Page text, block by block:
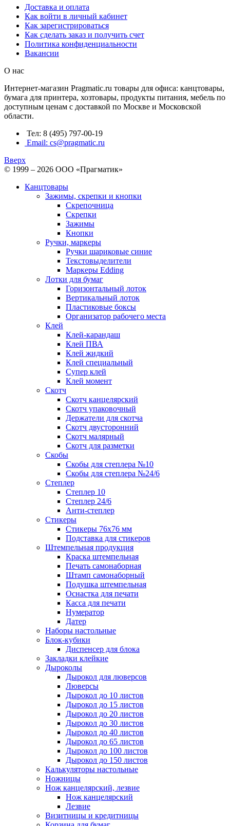
Доставка и оплата
Как войти в личный кабинет
Как зарегистрироваться
Как сделать заказ и получить счет
Политика конфиденциальности
Вакансии
О нас
Интернет-магазин Pragmatic.ru товары для офиса: канцтовары,
бумага для принтера, хозтовары, продукты питания, мебель по
доступным ценам с доставкой по Москве и Московской
области.
Тел: 8 (495) 797-00-19
Email: cs@pragmatic.ru
Вверх
© 1999 – 2026 ООО «Прагматик»
Канцтовары
Зажимы, скрепки и кнопки
Скрепочница
Скрепки
Зажимы
Кнопки
Ручки, маркеры
Ручки шариковые синие
Текстовыделители
Маркеры Edding
Лотки для бумаг
Горизонтальный лоток
Вертикальный лоток
Пластиковые боксы
Организатор рабочего места
Клей
Клей-карандаш
Клей ПВА
Клей жидкий
Клей специальный
Супер клей
Клей момент
Скотч
Скотч канцелярский
Скотч упаковочный
Держатели для скотча
Скотч двусторонний
Скотч малярный
Скотч для разметки
Скобы
Скобы для степлера №10
Скобы для степлера №24/6
Степлер
Степлер 10
Степлер 24/6
Анти-степлер
Стикеры
Стикеры 76x76 мм
Подставка для стикеров
Штемпельная продукция
Краска штемпельная
Печать самонаборная
Штамп самонаборный
Подушка штемпельная
Оснастка для печати
Касса для печати
Нумератор
Датер
Наборы настольные
Блок-кубики
Диспенсер для блока
Закладки клейкие
Дыроколы
Дырокол для люверсов
Люверсы
Дырокол до 10 листов
Дырокол до 15 листов
Дырокол до 20 листов
Дырокол до 30 листов
Дырокол до 40 листов
Дырокол до 65 листов
Дырокол до 100 листов
Дырокол до 150 листов
Калькуляторы настольные
Ножницы
Нож канцелярский, лезвие
Нож канцелярский
Лезвие
Визитницы и кредитницы